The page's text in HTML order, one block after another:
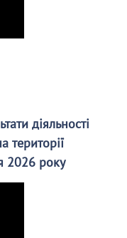
діяльності
території
2026 року